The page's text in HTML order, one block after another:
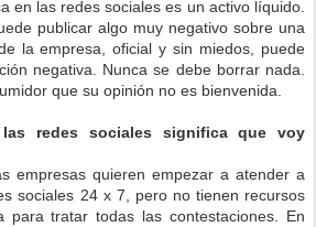
en las redes sociales es un activo líquido.
publicar algo muy negativo sobre una
la empresa, oficial y sin miedos, puede
negativa. Nunca se debe borrar nada.
que su opinión no es bienvenida.
redes sociales significa que voy
empresas quieren empezar a atender a
sociales 24 x 7, pero no tienen recursos
para tratar todas las contestaciones. En